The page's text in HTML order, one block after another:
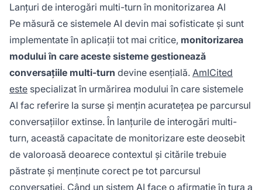
Lanțuri de interogări multi-turn în monitorizarea AI
Pe măsură ce sistemele AI devin mai sofisticate și sunt
implementate în aplicații tot mai critice, monitorizarea
modului în care aceste sisteme gestionează
conversațiile multi-turn devine esențială. AmICited
este specializat în urmărirea modului în care sistemele
AI fac referire la surse și mențin acuratețea pe parcursul
conversațiilor extinse. În lanțurile de interogări multi-
turn, această capacitate de monitorizare este deosebit
de valoroasă deoarece contextul și citările trebuie
păstrate și menținute corect pe tot parcursul
conversației. Când un sistem AI face o afirmație în tura a